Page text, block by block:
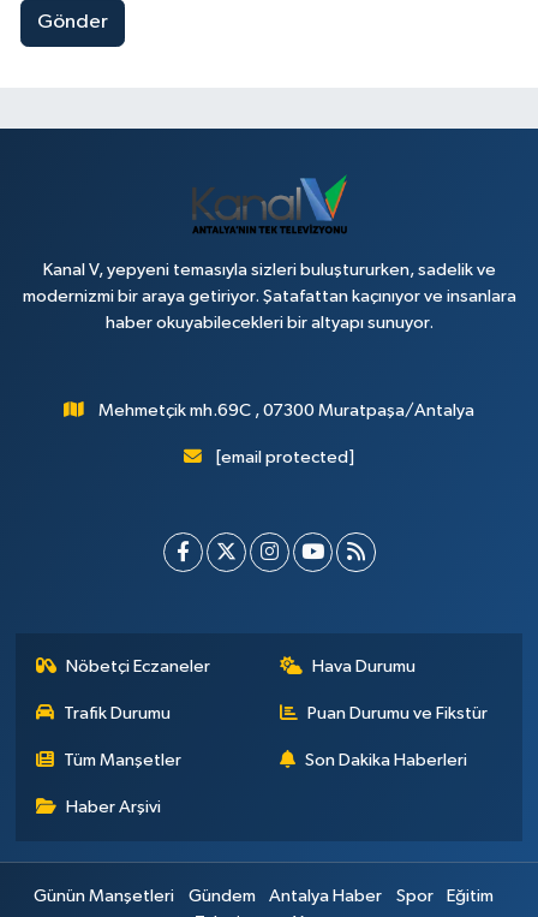
Gönder
Kanal V, yepyeni temasıyla sizleri buluştururken, sadelik ve
modernizmi bir araya getiriyor. Şatafattan kaçınıyor ve insanlara
haber okuyabilecekleri bir altyapı sunuyor.
Mehmetçik mh.69C , 07300 Muratpaşa/Antalya
[email protected]
Nöbetçi Eczaneler Hava Durumu
Trafik Durumu Puan Durumu ve Fikstür
Tüm Manşetler Son Dakika Haberleri
Haber Arşivi
Günün Manşetleri Gündem Antalya Haber Spor
Eğitim